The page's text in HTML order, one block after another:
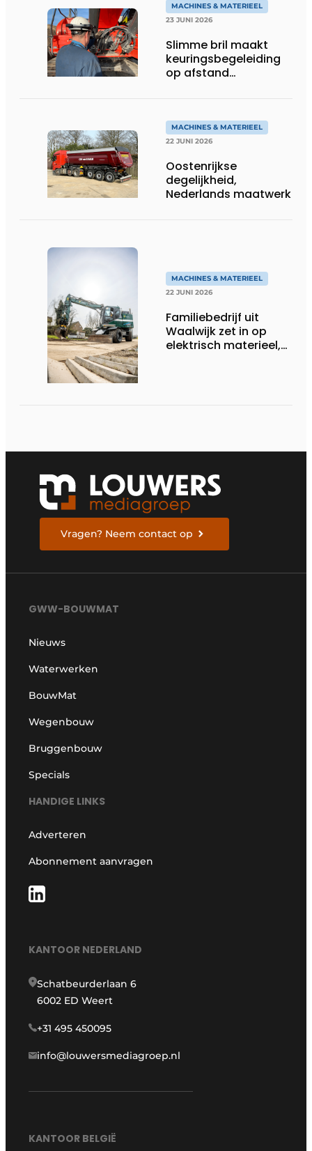
MACHINES & MATERIEEL
23 JUNI 2026
Slimme bril maakt
keuringsbegeleiding
op afstand
MACHINES & MATERIEEL
22 JUNI 2026
Oostenrijkse
degelijkheid,
Nederlands maatwerk
MACHINES & MATERIEEL
22 JUNI 2026
Familiebedrijf uit
Waalwijk zet in op
elektrisch materieel,
Vragen? Neem contact op
GWW-BOUWMAT
Nieuws
Waterwerken
BouwMat
Wegenbouw
Bruggenbouw
Specials
HANDIGE LINKS
Adverteren
Abonnement aanvragen
KANTOOR NEDERLAND
Schatbeurderlaan 6
6002 ED Weert
+31 495 450095
info@louwersmediagroep.nl
KANTOOR BELGIË